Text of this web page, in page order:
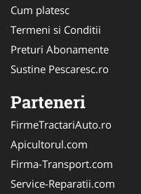
Cum platesc
Termeni si Conditii
Preturi Abonamente
Sustine Pescaresc.ro
Parteneri
FirmeTractariAuto.ro
Apicultorul.com
Firma-Transport.com
Service-Reparatii.com